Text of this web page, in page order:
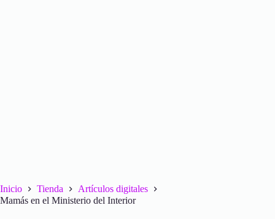
Inicio Tienda
Artículos digitales
Mamás en el Ministerio del Interior